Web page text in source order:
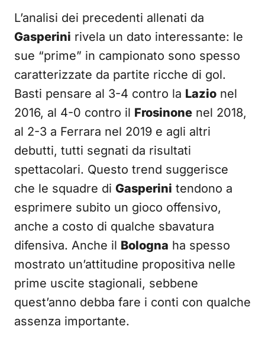
L’analisi dei precedenti allenati da
Gasperini rivela un dato interessante: le
sue “prime” in campionato sono spesso
caratterizzate da partite ricche di gol.
Basti pensare al 3-4 contro la Lazio nel
2016, al 4-0 contro il Frosinone nel 2018,
al 2-3 a Ferrara nel 2019 e agli altri
debutti, tutti segnati da risultati
spettacolari. Questo trend suggerisce
che le squadre di Gasperini tendono a
esprimere subito un gioco offensivo,
anche a costo di qualche sbavatura
difensiva. Anche il Bologna ha spesso
mostrato un’attitudine propositiva nelle
prime uscite stagionali, sebbene
quest’anno debba fare i conti con qualche
assenza importante.